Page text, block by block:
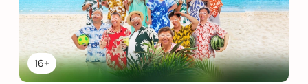
16+